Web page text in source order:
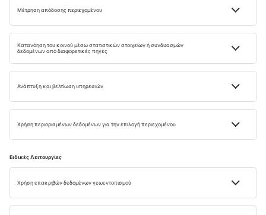
ταξιδιωτικές eμπνευσηγια εσάς
Ανακαλύψτε τα ταξίδια απ’ την αρχή με το ενημερωτικό
μας δελτίο!
Συμφωνώ να λαμβάνω πληροφορίες μάρκετινγκ (μέσω